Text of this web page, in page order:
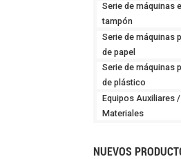
Serie de máquinas
tampón
Serie de máquinas
de papel
Serie de máquinas
de plástico
Equipos Auxiliares
Materiales
NUEVOS